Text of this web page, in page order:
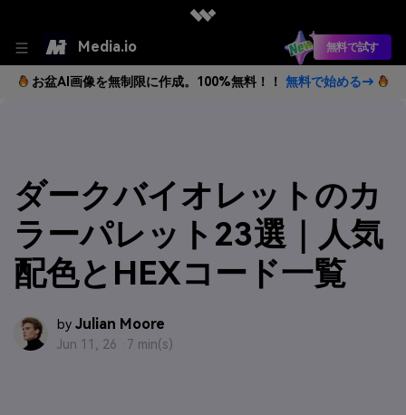
Media.io 無料で試す
お盆AI画像を無制限に作成。100%無料！！ 無料で始める→
ダークバイオレットのカ
ラーパレット23選｜人気
配色とHEXコード一覧
by Julian Moore
Jun 11, 26 · 7 min(s)